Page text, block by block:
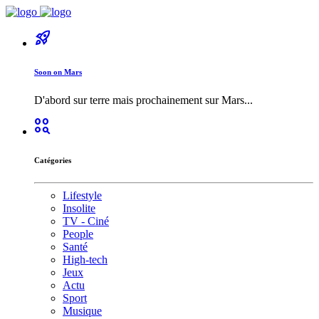
rocket_launch
Soon on Mars
D'abord sur terre mais prochainement sur Mars...
action_key
Catégories
Lifestyle
Insolite
TV - Ciné
People
Santé
High-tech
Jeux
Actu
Sport
Musique